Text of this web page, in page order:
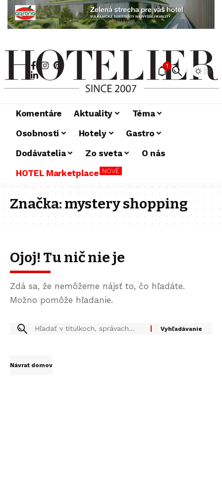
1
Komentáre Aktuality
Téma
Osobnosti
Hotely
Gastro
Dodávatelia
Zo sveta
O nás
HOTEL Marketplace NOVÉ
Značka:mystery shopping
Ojoj! Tu nič nie je
Zdá sa, že nemôžeme nájsť to, čo hľadáte.
Možno pomôže hľadanie.
Návrat domov